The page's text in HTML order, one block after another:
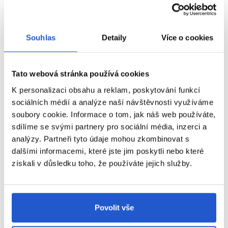
Souhlas Detaily Více o cookies
Tato webová stránka používá cookies
K personalizaci obsahu a reklam, poskytování funkcí
sociálních médií a analýze naší návštěvnosti využíváme
soubory cookie. Informace o tom, jak náš web používáte,
sdílíme se svými partnery pro sociální média, inzerci a
analýzy. Partneři tyto údaje mohou zkombinovat s
dalšími informacemi, které jste jim poskytli nebo které
získali v důsledku toho, že používáte jejich služby.
Povolit vše
BEZPEČNOSTNÍ UPOZORNĚNÍ
použitím si pečlivě přečtěte návod a důsledně jej dodržujte.
Tento výrobek není určen pro osoby mladší 16 let.
TESTKOŽNÍ SNÁŠENLIVOSTI
Aby se předešlo alergické reakci, musí být orientační test kožní
snášenlivosti proveden
48 hodin před každým použitím
produktu. Naneste malé množství barvy na čistou, suchou
pokožku (např. na vnitřní stranu předloktí) a nechte působit.
Pokud se během testu nebo do 48 hodin objeví podráždění,
NEBARVĚTE VLASY, POKUD:
ZOBRAZIT VÍCE
Parametry